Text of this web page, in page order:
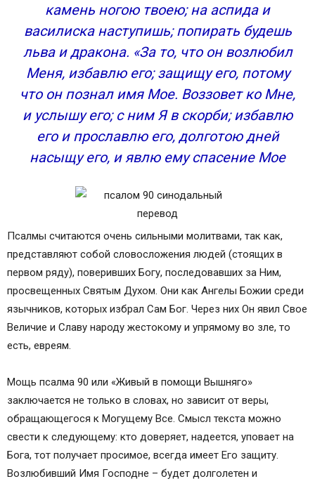
камень ногою твоею; на аспида и
василиска наступишь; попирать будешь
льва и дракона. «За то, что он возлюбил
Меня, избавлю его; защищу его, потому
что он познал имя Мое. Воззовет ко Мне,
и услышу его; с ним Я в скорби; избавлю
его и прославлю его, долготою дней
насыщу его, и явлю ему спасение Мое
Псалмы считаются очень сильными молитвами, так как,
представляют собой словосложения людей (стоящих в
первом ряду), поверивших Богу, последовавших за Ним,
просвещенных Святым Духом. Они как Ангелы Божии среди
язычников, которых избрал Сам Бог. Через них Он явил Свое
Величие и Славу народу жестокому и упрямому во зле, то
есть, евреям.
Мощь псалма 90 или «Живый в помощи Вышняго»
заключается не только в словах, но зависит от веры,
обращающегося к Могущему Все. Смысл текста можно
свести к следующему: кто доверяет, надеется, уповает на
Бога, тот получает просимое, всегда имеет Его защиту.
Возлюбивший Имя Господне – будет долголетен и